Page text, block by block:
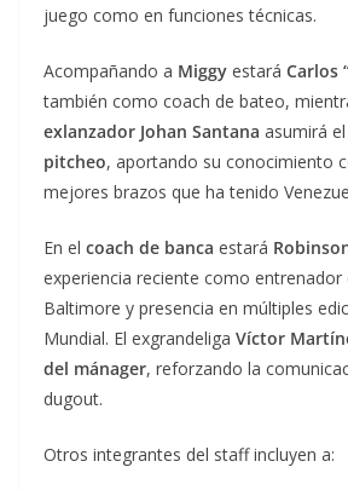
juego como en funciones técnicas.
Acompañando a Miggy estará Carlos
también como coach de bateo,
exlanzador Johan Santana asumirá
pitcheo, aportando su conocimiento
mejores brazos que ha tenido
En el coach de banca estará
experiencia reciente como entrenador
Baltimore y presencia en múltiples
Mundial. El exgrandeliga Víctor
del mánager, reforzando la
dugout.
Otros integrantes del staff incluyen a: